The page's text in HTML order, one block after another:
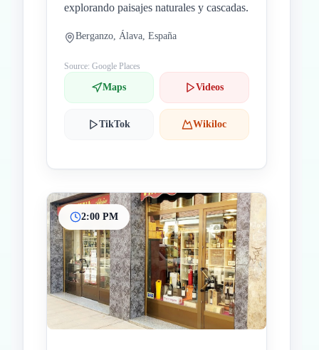
explorando paisajes naturales y cascadas.
Berganzo, Álava, España
Source: Google Places
Maps Videos
TikTok Wikiloc
2:00 PM